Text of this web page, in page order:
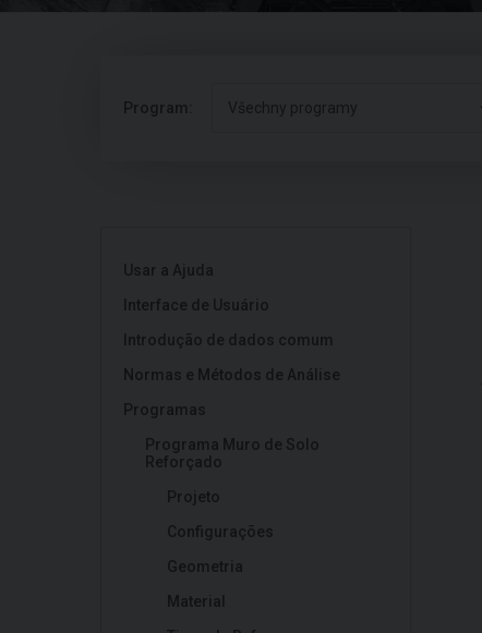
Program: Všechny programy
Usar a Ajuda
Interface de Usuário
Introdução de dados comum
Normas e Métodos de Análise
Programas
Programa Muro de Solo
Reforçado
Projeto
Configurações
Geometria
Material